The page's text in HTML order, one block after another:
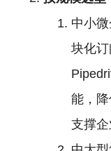
中小
块化订
能，
支撑企